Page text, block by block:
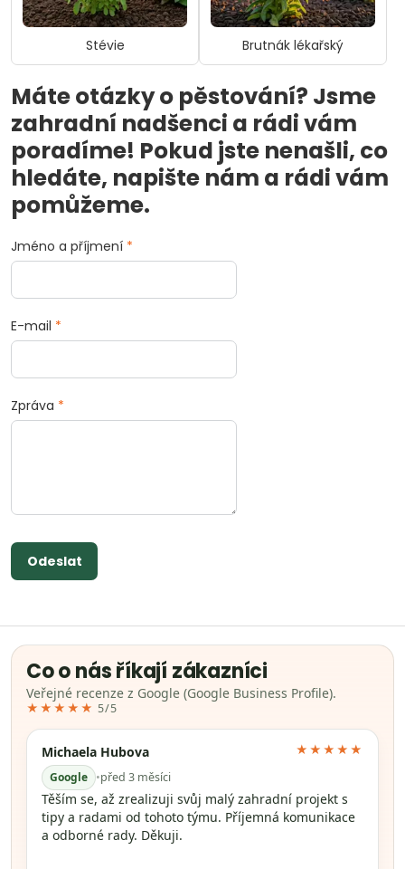
Stévie Brutnák lékařský
Máte otázky o pěstování? Jsme
zahradní nadšenci a rádi vám
poradíme! Pokud jste nenašli, co
hledáte, napište nám a rádi vám
pomůžeme.
Jméno a příjmení *
E-mail *
Zpráva *
Odeslat
Co o nás říkají zákazníci
Veřejné recenze z Google (Google Business Profile).
★★★★★ 5/5
Michaela Hubova
Google •před 3 měsíci
★★★★★
Těším se, až zrealizuji svůj malý zahradní projekt s
tipy a radami od tohoto týmu. Příjemná komunikace
a odborné rady. Děkuji.